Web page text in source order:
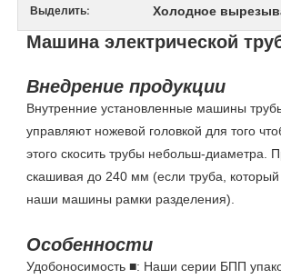
Выделить: Холодное
Машина электрической
Внедрение продукции
Внутренние установленные машины
управляют ножевой головкой для того
этого скосить трубы небольш-
скашивая до 240 мм (если труба,
наши машины рамки разделения).
Особенности
Удобоносимость ■: Наши серии БПП